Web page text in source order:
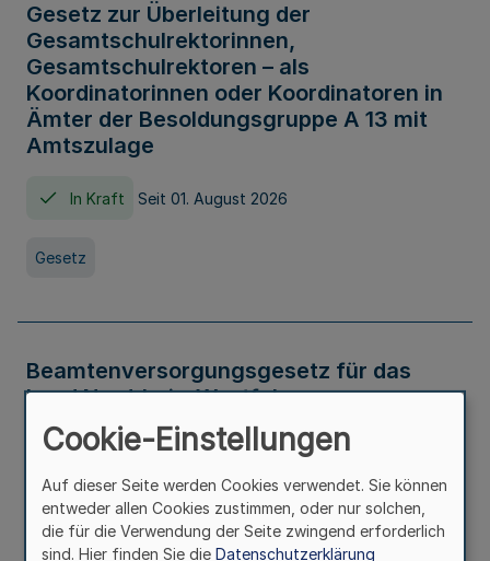
Gesetz zur Überleitung der
Gesamtschulrektorinnen,
Gesamtschulrektoren – als
Koordinatorinnen oder Koordinatoren in
Ämter der Besoldungsgruppe A 13 mit
Amtszulage
In Kraft Seit 01. August 2026
Gesetz
Beamtenversorgungsgesetz für das
Land Nordrhein-Westfalen
(Landesbeamtenversorgungsgesetz -
LBeamtVG NRW)
In Kraft Seit 01. Juli 2016
Cookie-Einstellungen
Auf dieser Seite werden Cookies verwendet. Sie können
entweder allen Cookies zustimmen, oder nur solchen,
die für die Verwendung der Seite zwingend erforderlich
sind. Hier finden Sie die Datenschutzerklärung